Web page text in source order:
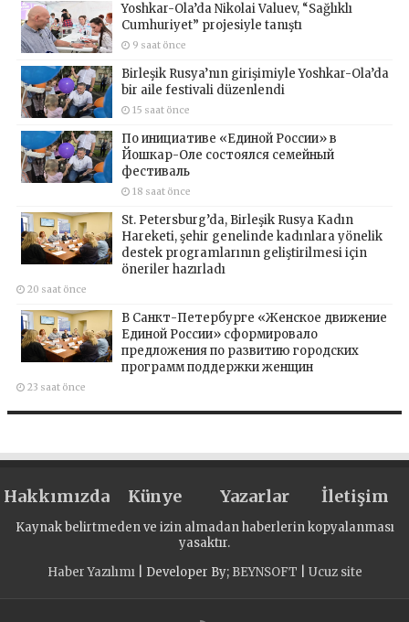
Yoshkar-Ola’da Nikolai Valuev, “Sağlıklı
Cumhuriyet” projesiyle tanıştı
9 saat önce
Birleşik Rusya’nın girişimiyle Yoshkar-Ola’da
bir aile festivali düzenlendi
15 saat önce
По инициативе «Единой России» в
Йошкар-Оле состоялся семейный
фестиваль
18 saat önce
St. Petersburg’da, Birleşik Rusya Kadın
Hareketi, şehir genelinde kadınlara yönelik
destek programlarının geliştirilmesi için
öneriler hazırladı
20 saat önce
В Санкт-Петербурге «Женское движение
Единой России» сформировало
предложения по развитию городских
программ поддержки женщин
23 saat önce
Hakkımızda Künye Yazarlar İletişim
Kaynak belirtmeden ve izin almadan haberlerin kopyalanması
yasaktır.
Haber Yazılımı| Developer By; BEYNSOFT Ucuz site